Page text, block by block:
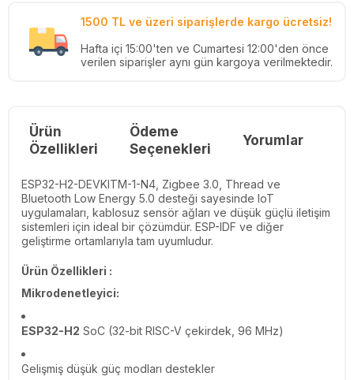
1500 TL ve üzeri siparişlerde kargo ücretsiz!
Hafta içi 15:00'ten ve Cumartesi 12:00'den önce
verilen siparişler aynı gün kargoya verilmektedir.
Ürün
Özellikleri
Ödeme
Seçenekleri
Yorumlar
ESP32-H2-DEVKITM-1-N4, Zigbee 3.0, Thread ve
Bluetooth Low Energy 5.0 desteği sayesinde IoT
uygulamaları, kablosuz sensör ağları ve düşük güçlü iletişim
sistemleri için ideal bir çözümdür. ESP-IDF ve diğer
geliştirme ortamlarıyla tam uyumludur.
Ürün Özellikleri :
Mikrodenetleyici:
ESP32-H2 SoC (32-bit RISC-V çekirdek, 96 MHz)
Gelişmiş düşük güç modları destekler